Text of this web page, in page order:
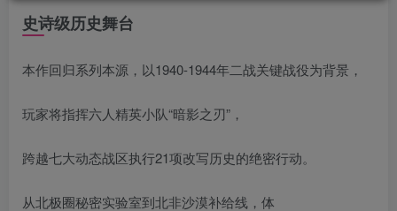
史诗级历史舞台
本作回归系列本源，以1940-1944年二战关键战役为背景，
玩家将指挥六人精英小队“暗影之刃”，
跨越七大动态战区执行21项改写历史的绝密行动。
从北极圈秘密实验室到北非沙漠补给线，体